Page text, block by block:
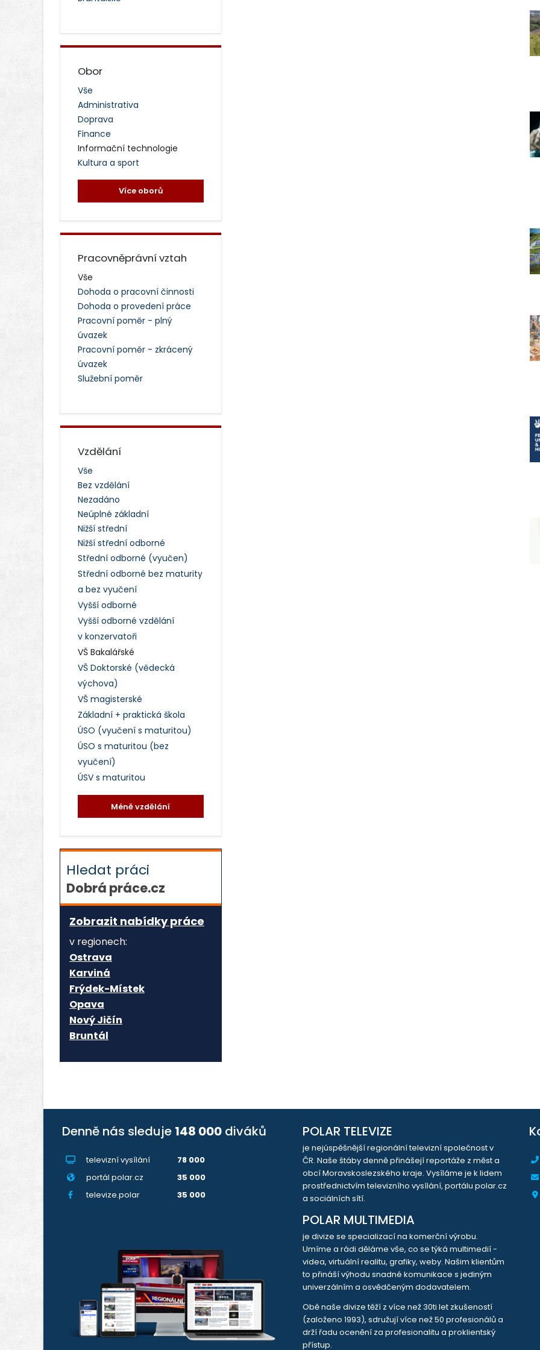
Obor
Vše
Administrativa
Doprava
Finance
Informační technologie
Kultura a sport
Více oborů
Pracovněprávní vztah
Vše
Dohoda o pracovní činnosti
Dohoda o provedení práce
Pracovní poměr - plný
úvazek
Pracovní poměr - zkrácený
úvazek
Služební poměr
Vzdělání
Vše
Bez vzdělání
Nezadáno
Neúplné základní
Nižší střední
Nižší střední odborné
Střední odborné (vyučen)
Střední odborné bez maturity
a bez vyučení
Vyšší odborné
Vyšší odborné vzdělání
v konzervatoři
VŠ Bakalářské
VŠ Doktorské (vědecká
výchova)
VŠ magisterské
Základní + praktická škola
ÚSO (vyučení s maturitou)
ÚSO s maturitou (bez
vyučení)
ÚSV s maturitou
Méně vzdělání
Hledat práci
Dobrá práce.cz
Zobrazit nabídky práce
v regionech:
Ostrava
Karviná
Frýdek-Místek
Opava
Nový Jičín
Bruntál
Denně nás sleduje 148 000 diváků
televizní vysílání
78 000
portál polar.cz
35 000
televize.polar
35 000
POLAR TELEVIZE
je nejúspěšnější regionální televizní společnost v
ČR. Naše štáby denně přinášejí reportáže z měst a
obcí Moravskoslezského kraje. Vysíláme je k lidem
prostřednictvím televizního vysílání, portálu polar.cz
a sociálních sítí.
POLAR MULTIMEDIA
je divize se specializací na komerční výrobu.
Umíme a rádi děláme vše, co se týká multimedií -
videa, virtuální realitu, grafiky, weby. Našim klientům
to přináší výhodu snadné komunikace s jediným
univerzálním a osvědčeným dodavatelem.
Obě naše divize těží z více než 30ti let zkušeností
(založeno 1993), sdružují více než 50 profesionálů a
drží řadu ocenění za profesionalitu a proklientský
přístup.